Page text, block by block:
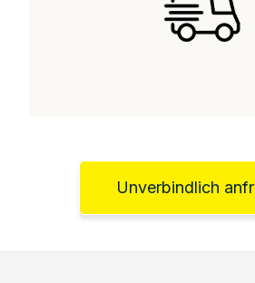
Unverbindlich